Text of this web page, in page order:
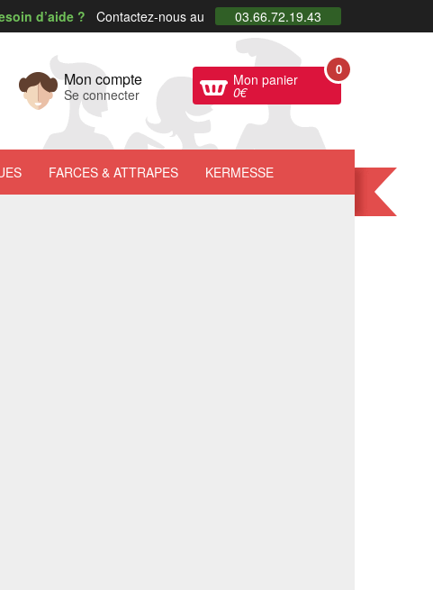
d’aide ? Contactez-nous au 03.66.72.19.43
Mon compte
Se connecter
Mon panier
0€
0
FARCES & ATTRAPES KERMESSE